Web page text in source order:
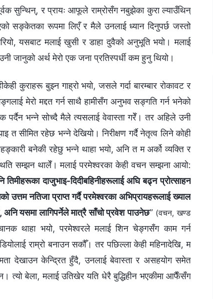
सुन्थिन्, र प्रायः आफूले राम्रोसँग नबुझेका कुरा ल्याउँथिन्
सङ्केतका रूपमा लिएँ र मैले उनलाई ध्यान दिनुपर्छ जस्तो
यसबाट मलाई खुसी र डाहा दुवैको अनुभूति भयो। मलाई
जानुको अर्थ मेरो एक जना प्रतिस्पर्धी कम हुनु थियो।
कुराहरू बुझ्न गाह्रो भयो, जसले गर्दा बारम्बार रोकावट र
मेरो मद्दत गर्न साथै हामीसँग अनुभव सङ्गति गर्न भनेको
पर्दैन भन्‍ने सोच्दै मैले त्यसलाई वेवास्ता गरेँ। तर अहिले उनी
त सीमित रहेछ भन्‍ने देखियो। निरीक्षण गर्दै नेतृत्व लिने कोही
बनेकी रहेछु भन्‍ने थाहा भयो, अनि त म अर्को व्यक्ति र
सम्झन थालेँ। मलाई परमेश्‍वरका केही वचन सम्झना आयो:
तिमीहरूका दाजुभाइ-दिदीबहिनीहरूलाई अघि बढ्न प्रोत्साहन
उत्तम नतिजा प्राप्त गर्दै परमेश्‍वरका अभिप्रायहरूलाई ख्याल
अनि यसमा लागिपर्नेले मात्रै साँचो प्रवेश पाउनेछ” (वचन, खण्ड
थाहा भयो, परमेश्‍वरले मलाई शिन चेङ्गसँग काम गर्न
राम्रो बनाउन सकौँ। तर पछिल्ला केही महिनादेखि, म
देखाउन केन्द्रित हुँदै, उनलाई बेवास्ता र असहयोग समेत
त्यो बेला, मलाई उतिखेर यति धेरै बुद्धिहीन भएकीमा आफैँसँग